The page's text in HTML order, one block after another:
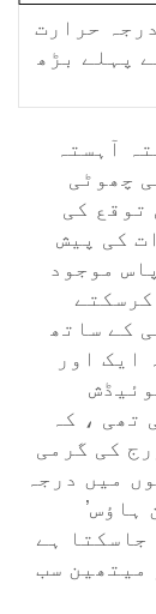
حرارت
پہلے بڑھ
آہستہ
چھوٹی
توقع کی
کی پیش
موجود
کے ساتھ
ایک اور
تھی ، کہ
کی گرمی
ہے۔ پچھلے 70 سالوں میں درجہ
ہاؤس’
جاسکتا ہے
میتھین سب